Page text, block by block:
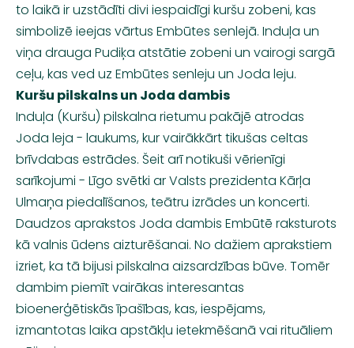
to laikā ir uzstādīti divi iespaidīgi kuršu zobeni, kas
simbolizē ieejas vārtus Embūtes senlejā. Induļa un
viņa drauga Pudiķa atstātie zobeni un vairogi sargā
ceļu, kas ved uz Embūtes senleju un Joda leju.
Kuršu pilskalns un Joda dambis
Induļa (Kuršu) pilskalna rietumu pakājē atrodas
Joda leja - laukums, kur vairākkārt tikušas celtas
brīvdabas estrādes. Šeit arī notikuši vērienīgi
sarīkojumi - Līgo svētki ar Valsts prezidenta Kārļa
Ulmaņa piedalīšanos, teātru izrādes un koncerti.
Daudzos aprakstos Joda dambis Embūtē raksturots
kā valnis ūdens aizturēšanai. No dažiem aprakstiem
izriet, ka tā bijusi pilskalna aizsardzības būve. Tomēr
dambim piemīt vairākas interesantas
bioenerģētiskāsīpašības, kas, iespējams,
izmantotas laika apstākļu ietekmēšanā vai rituāliem